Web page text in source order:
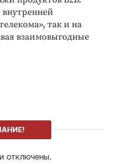
внутренней
так и на
взаимовыгодные
отключены.